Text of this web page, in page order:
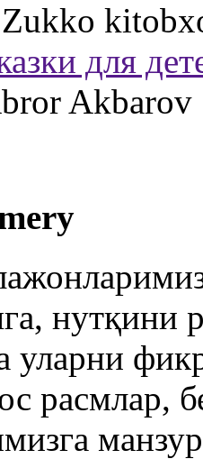
Zukko
для
Akbarov
нутқини
уларни
расмлар,